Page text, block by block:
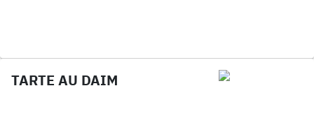
TARTE AU DAIM